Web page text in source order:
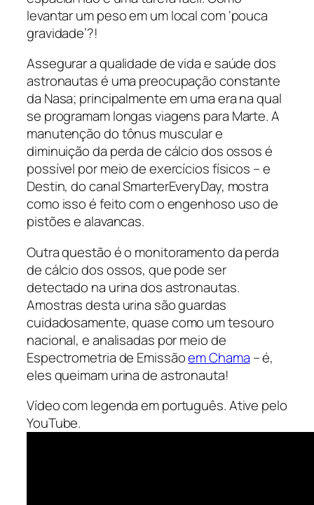
levantar um peso em um local com ‘pouca
gravidade’?!
Assegurar a qualidade de vida e saúde dos
astronautas é uma preocupação constante
da Nasa; principalmente em uma era na qual
se programam longas viagens para Marte. A
manutenção do tônus muscular e
diminuição da perda de cálcio dos ossos é
possível por meio de exercícios físicos – e
Destin, do canal SmarterEveryDay, mostra
como isso é feito com o engenhoso uso de
pistões e alavancas.
Outra questão é o monitoramento da perda
de cálcio dos ossos, que pode ser
detectado na urina dos astronautas.
Amostras desta urina são guardas
cuidadosamente, quase como um tesouro
nacional, e analisadas por meio de
Espectrometria de Emissãoem Chama – é,
eles queimam urina de astronauta!
Vídeo com legenda em português. Ative pelo
YouTube.